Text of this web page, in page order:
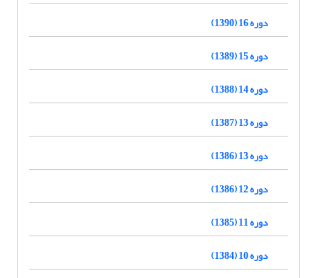
دوره 16 (1390)
دوره 15 (1389)
دوره 14 (1388)
دوره 13 (1387)
دوره 13 (1386)
دوره 12 (1386)
دوره 11 (1385)
دوره 10 (1384)